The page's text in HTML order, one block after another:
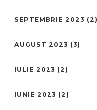
SEPTEMBRIE 2023 (2)
AUGUST 2023 (3)
IULIE 2023 (2)
IUNIE 2023 (2)